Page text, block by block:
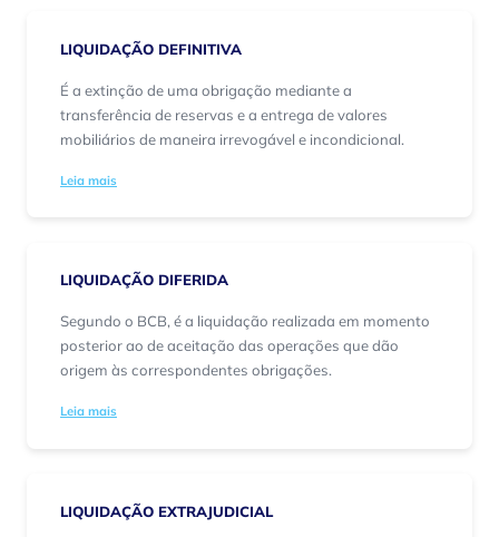
LIQUIDAÇÃO DEFINITIVA
É a extinção de uma obrigação mediante a
transferência de reservas e a entrega de valores
mobiliários de maneira irrevogável e incondicional.
Leia mais
LIQUIDAÇÃO DIFERIDA
Segundo o BCB, é a liquidação realizada em momento
posterior ao de aceitação das operações que dão
origem às correspondentes obrigações.
Leia mais
LIQUIDAÇÃO EXTRAJUDICIAL